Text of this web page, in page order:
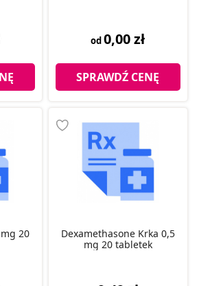
od0,00 zł
SPRAWDŹ CENĘ
20
Dexamethasone Krka 0,5
mg 20 tabletek